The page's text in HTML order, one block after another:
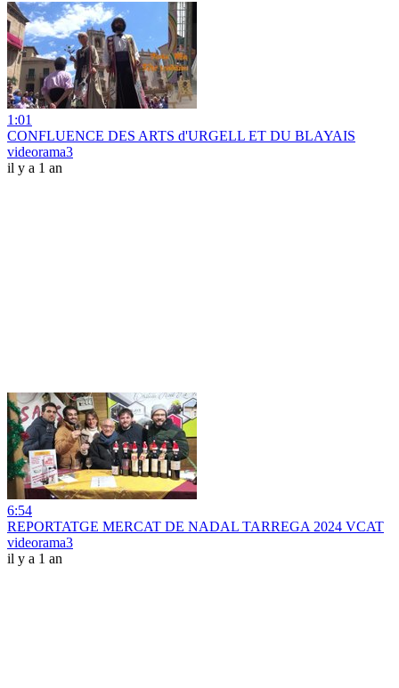
1:01
CONFLUENCE DES ARTS d'URGELL ET DU BLAYAIS
videorama3
il y a 1 an
6:54
REPORTATGE MERCAT DE NADAL TARREGA 2024 VCAT
videorama3
il y a 1 an